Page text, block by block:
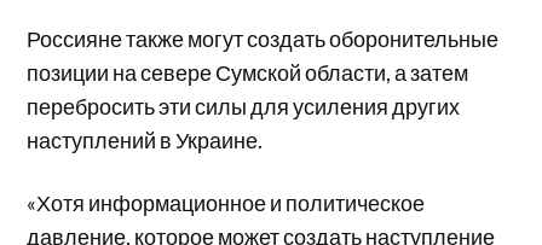
Россияне также могут создать оборонительные
позиции на севере Сумской области, а затем
перебросить эти силы для усиления других
наступлений в Украине.
«Хотя информационное и политическое
давление, которое может создать наступление